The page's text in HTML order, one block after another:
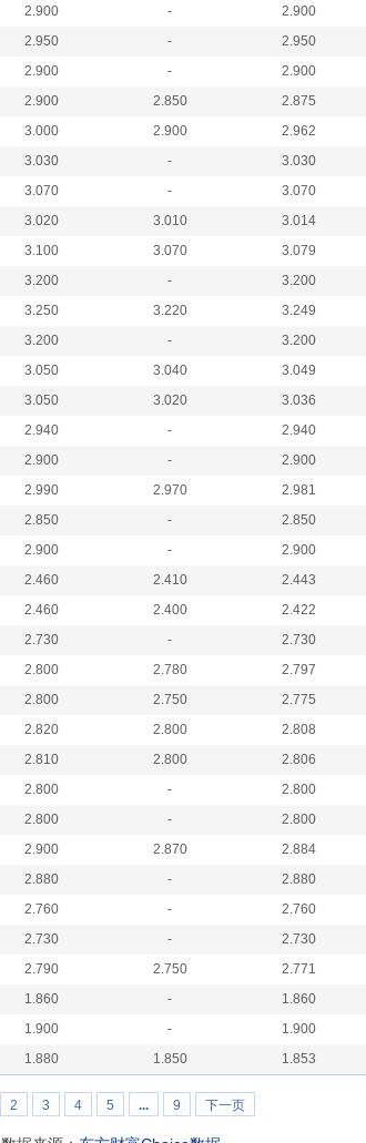
2.900 - 2.900
2.950 - 2.950
2.900 - 2.900
2.900 2.850 2.875
3.000 2.900 2.962
3.030 - 3.030
3.070 - 3.070
3.020 3.010 3.014
3.100 3.070 3.079
3.200 - 3.200
3.250 3.220 3.249
3.200 - 3.200
3.050 3.040 3.049
3.050 3.020 3.036
2.940 - 2.940
2.900 - 2.900
2.990 2.970 2.981
2.850 - 2.850
2.900 - 2.900
2.460 2.410 2.443
2.460 2.400 2.422
2.730 - 2.730
2.800 2.780 2.797
2.800 2.750 2.775
2.820 2.800 2.808
2.810 2.800 2.806
2.800 - 2.800
2.800 - 2.800
2.900 2.870 2.884
2.880 - 2.880
2.760 - 2.760
2.730 - 2.730
2.790 2.750 2.771
1.860 - 1.860
1.900 - 1.900
1.880 1.850 1.853
2 3 4 5 ... 9 下一页